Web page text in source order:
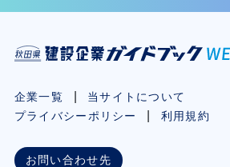
企業一覧
当サイトについて
プライバシーポリシー
利用規約
お問い合わせ先